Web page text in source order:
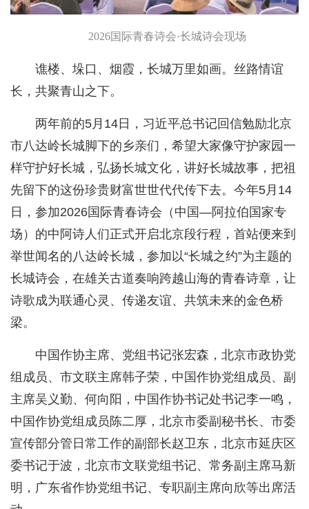
2026国际青春诗会·长城诗会现场
谯楼、垛口、烟霞，长城万里如画。丝路情谊
长，共聚青山之下。
两年前的5月14日，习近平总书记回信勉励北京
市八达岭长城脚下的乡亲们，希望大家像守护家园一
样守护好长城，弘扬长城文化，讲好长城故事，把祖
先留下的这份珍贵财富世世代代传下去。今年5月14
日，参加2026国际青春诗会（中国—阿拉伯国家专
场）的中阿诗人们正式开启北京段行程，首站便来到
举世闻名的八达岭长城，参加以“长城之约”为主题的
长城诗会，在雄关古道奏响跨越山海的青春诗章，让
诗歌成为联通心灵、传递友谊、共筑未来的金色桥
梁。
中国作协主席、党组书记张宏森，北京市政协党
组成员、市文联主席韩子荣，中国作协党组成员、副
主席吴义勤、何向阳，中国作协书记处书记李一鸣，
中国作协党组成员陈二厚，北京市委副秘书长、市委
宣传部分管日常工作的副部长赵卫东，北京市延庆区
委书记于波，北京市文联党组书记、常务副主席马新
明，广东省作协党组书记、专职副主席向欣等出席活